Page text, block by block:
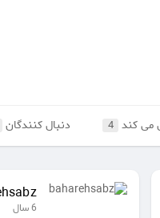
می کند 4 دنبال کنندگان
6 سال